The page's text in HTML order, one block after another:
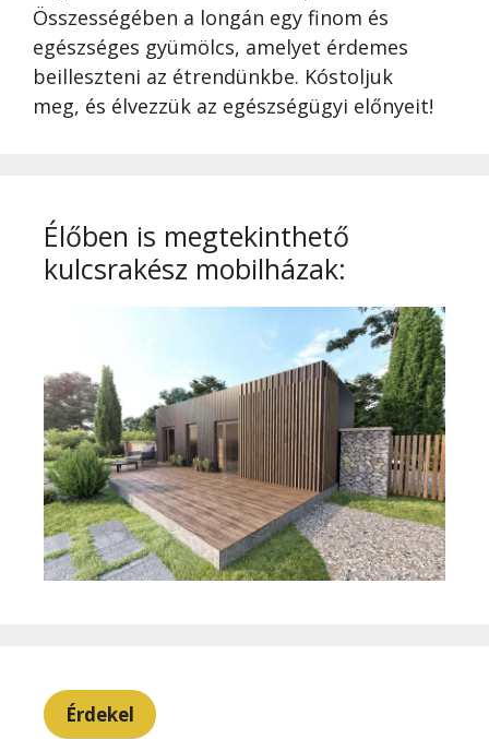
Összességében a longán egy finom és
egészséges gyümölcs, amelyet érdemes
beilleszteni az étrendünkbe. Kóstoljuk
meg, és élvezzük az egészségügyi előnyeit!
Élőben is megtekinthető
kulcsrakész mobilházak:
Érdekel